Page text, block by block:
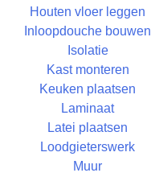
Houten vloer leggen
Inloopdouche bouwen
Isolatie
Kast monteren
Keuken plaatsen
Laminaat
Latei plaatsen
Loodgieterswerk
Muur